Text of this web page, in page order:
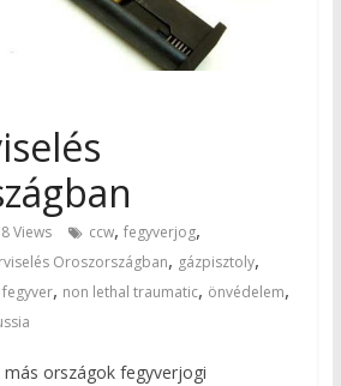
Views ccw, fegyverjog,
Oroszországban, gázpisztoly,
, non lethal traumatic, önvédelem,
országok fegyverjogi